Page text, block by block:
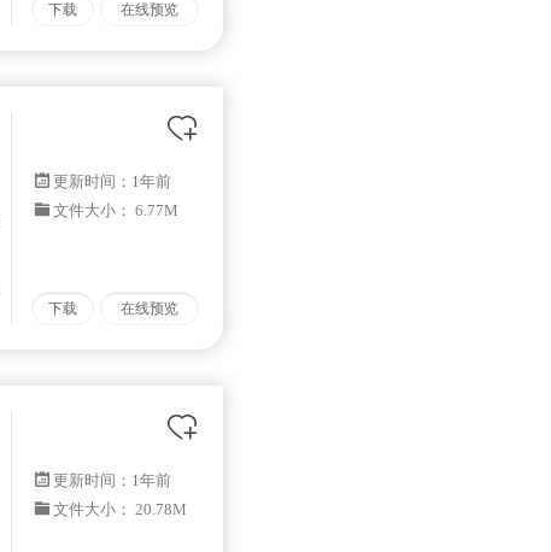
下载 在线预览
更新时间： 1年前
文件大小： 6.77M
下载 在线预览
更新时间： 1年前
文件大小： 20.78M